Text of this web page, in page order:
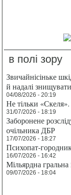
в полі зору
Звичайнісіньке
й надалі
04/08/2026 - 20:19
Не тільки
31/07/2026 - 18:19
Заборонене
очільника ДБР
17/07/2026 - 18:27
Психопат-
16/07/2026 - 16:42
Мільярдна
09/07/2026 - 18:04